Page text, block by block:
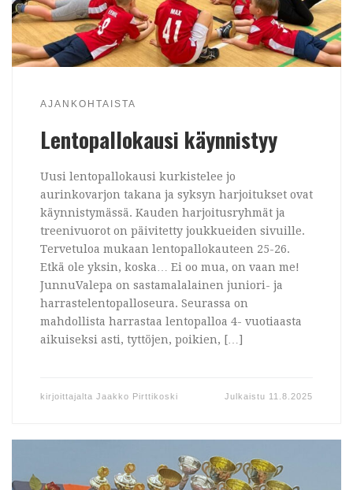
AJANKOHTAISTA
Lentopallokausi käynnistyy
Uusi lentopallokausi kurkistelee jo
aurinkovarjon takana ja syksyn harjoitukset ovat
käynnistymässä. Kauden harjoitusryhmät ja
treenivuorot on päivitetty joukkueiden sivuille.
Tervetuloa mukaan lentopallokauteen 25-26.
Etkä ole yksin, koska… Ei oo mua, on vaan me!
JunnuValepa on sastamalalainen juniori- ja
harrastelentopalloseura. Seurassa on
mahdollista harrastaa lentopalloa 4- vuotiaasta
aikuiseksi asti, tyttöjen, poikien, […]
kirjoittajalta Jaakko Pirttikoski Julkaistu 11.8.2025